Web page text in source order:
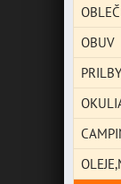
OBUV
PRILBY